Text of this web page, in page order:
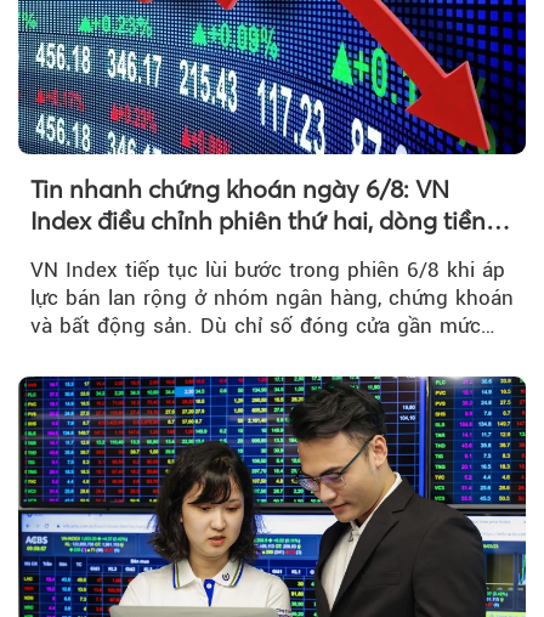
Tin nhanh chứng khoán ngày 6/8: VN
Index điều chỉnh phiên thứ hai, dòng tiền
chờ phản ứng tại vùng MA20
VN Index tiếp tục lùi bước trong phiên 6/8 khi áp
lực bán lan rộng ở nhóm ngân hàng, chứng khoán
và bất động sản. Dù chỉ số đóng cửa gần mức